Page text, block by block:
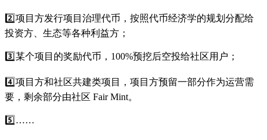
2️⃣项目方发行项目治理代币，按照代币经济学的规划分配给
投资方、生态等各种利益方；
3️⃣某个项目的奖励代币，100%预挖后空投给社区用户；
4️⃣项目方和社区共建类项目，项目方预留一部分作为运营需
要，剩余部分由社区 Fair Mint。
5️⃣……